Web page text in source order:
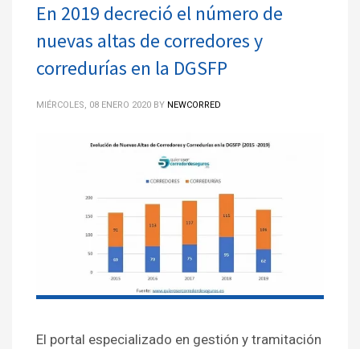
En 2019 decreció el número de
nuevas altas de corredores y
corredurías en la DGSFP
MIÉRCOLES, 08 ENERO 2020 BY NEWCORRED
El portal especializado en gestión y tramitación